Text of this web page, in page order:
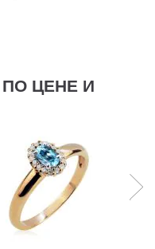
ЦЕНЕ И